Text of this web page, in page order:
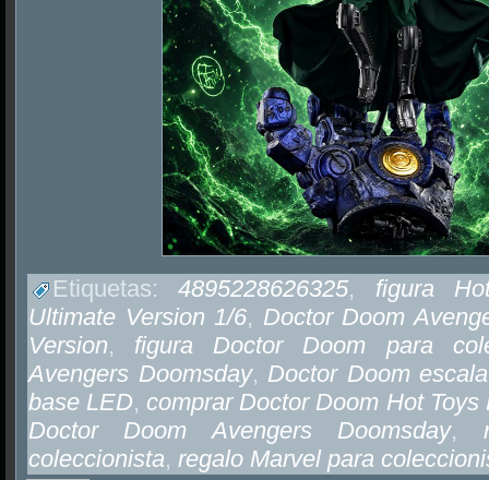
Etiquetas:4895228626325, figura
Ultimate Version 1/6, Doctor Doom
Version, figura Doctor Doom para
Avengers Doomsday, Doctor Doom
base LED, comprar Doctor Doom Hot Toys
Doctor Doom Avengers Doomsday,
coleccionista, regalo Marvel para